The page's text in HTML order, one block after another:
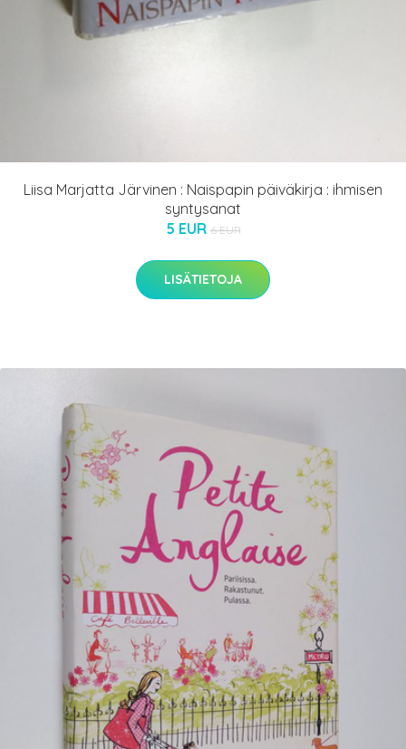
Liisa Marjatta Järvinen : Naispapin päiväkirja : ihmisen
syntysanat
5 EUR 6 EUR
LISÄTIETOJA